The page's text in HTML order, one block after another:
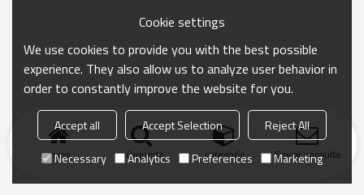
Inicio búsqueda categoría Enviar consulta
Cookie settings
We use cookies to provide you with the best possible
experience. They also allow us to analyze user behavior in
order to constantly improve the website for you.
Accept all Accept Selection
Reject All
Necessary
Analytics Preferences Marketing